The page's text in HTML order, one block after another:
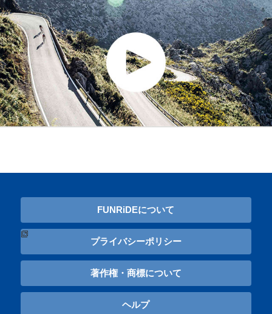
FUNRiDEについて
プライバシーポリシー
著作権・商標について
ヘルプ